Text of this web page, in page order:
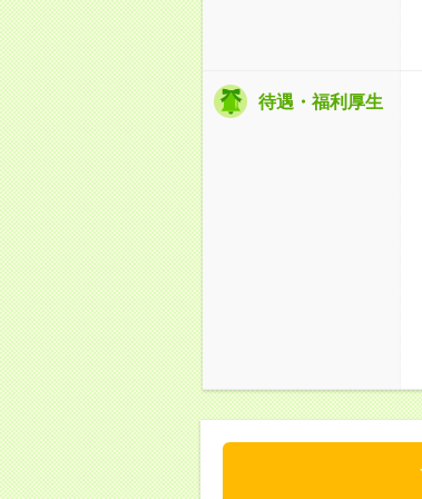
待遇・福利厚生